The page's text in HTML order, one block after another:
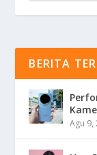
BERITA
Agu 9,